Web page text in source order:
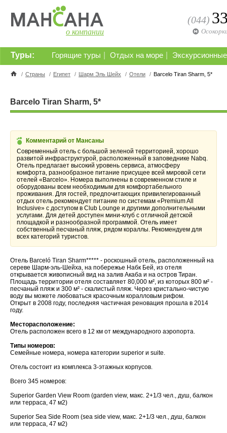
о компании
(044)
Горящие туры Отдых на море
Туры:
/ Страны / Египет / Шарм Эль Шейх / Отели / Barcelo Tiran Sharm, 5*
Barcelo Tiran Sharm, 5*
Комментарий от Мансаны
Современный отель с большой зеленой территорией, хорошо
развитой инфраструктурой, расположенный в заповеднике Nabq.
Отель предлагает высокий уровень сервиса, атмосферу
комфорта, разнообразное питание присущее всей мировой сети
отелей «Barcelo». Номера выполнены в современном стиле и
оборудованы всем необходимым для комфортабельного
проживания. Для гостей, предпочитающих привилегированный
отдых отель рекомендует питание по системам «Premium All
Inclusive» с доступом в Club Lounge и другими дополнительными
услугами. Для детей доступен мини-клуб с отличной детской
площадкой и разнообразной программой. Отель имеет
собственный песчаный пляж, рядом кораллы. Рекомендуем для
всех категорий туристов.
Отель Barceló Tiran Sharm***** - роскошный отель, расположенный на
сереве Шарм-эль-Шейха, на побережье Набк Бей, из отеля
открывается живописный вид на залив Акаба и на остров Тиран.
Площадь территории отеля составляет 80,000 м², из которых 800 м² -
песчаный пляж и 300 м² - скалистый пляж. Через кристально-чистую
воду вы можете любоваться красочным коралловым рифом.
Открыт в 2008 году, последняя частичная реновация прошла в 2014
году.
Месторасположение:
Отель расположен всего в 12 км от международного аэропорта.
Типы номеров:
Семейные номера, номера категории superior и suite.
Отель состоит из комплекса 3-этажных корпусов.
Всего 345 номеров:
Superior Garden View Room (garden view, макс. 2+1/3 чел., душ, балкон
или терраса, 47 м2)
Superior Sea Side Room (sea side view, макс. 2+1/3 чел., душ, балкон
или терраса, 47 м2)